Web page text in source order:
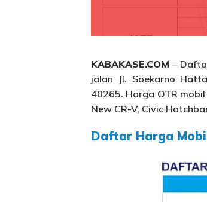
KABAKASE.COM –
jalan Jl. Soekarno
40265. Harga OTR
New CR-V, Civic
Daftar Harga